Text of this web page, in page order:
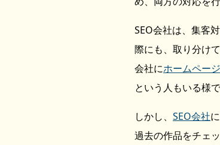
SEO会社は、集客
際にも、取り分け
会社にホームペー
という人もいる様で
しかし、SEO会社
過去の作品をチェ